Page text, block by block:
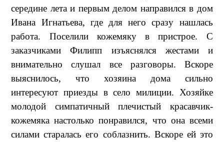
середине лета и первым делом направился в дом
Ивана Игнатьева, где для него сразу нашлась
работа. Поселили кожемяку в пристрое. С
заказчиками Филипп изъяснялся жестами и
внимательно слушал все разговоры. Вскоре
выяснилось, что хозяина дома сильно
интересуют приезды в село милиции. Хозяйке
молодой симпатичный плечистый красавчик-
кожемяка настолько понравился, что она всеми
силами старалась его соблазнить. Вскоре ей это